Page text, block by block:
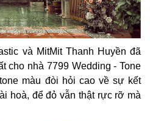
và MitMit Thanh Huyền đã
cho nhà 7799 Wedding - Tone
màu đòi hỏi cao về sự kết
hoà, để đỏ vẫn thật rực rỡ mà